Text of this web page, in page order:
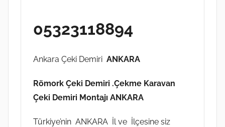
05323118894
Ankara Çeki Demiri ANKARA
Römork Çeki Demiri .Çekme Karavan
Çeki Demiri Montajı ANKARA
Türkiye’nin ANKARA İl ve İlçesine siz